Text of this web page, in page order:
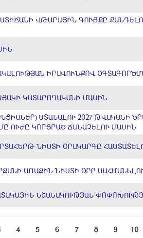
ՎԹԱՐԱՅԻՆ ԳՈՒՅՔԸ
ԻՐԱՎՈՒՆՔՈՎ
ԿԱՏԱՐՈՂԱԿԱՆԻ ՄԱՍԻՆ
ՍՏԱՆԱԼՈՒ 2027 ԹՎԱԿԱՆԻ
ՈՒԺԸ ԿՈՐՑՐԱԾ ՃԱՆԱՉԵԼՈՒ ՄԱՍԻՆ
ՆԻՍՏԻ ՕՐԱԿԱՐԳԸ
ԱՌԱՋԻՆ ՆԻՍՏԻ ՕՐԸ
ՆՇԱՆԱԿՈՒԹՅԱՆ
4 5 6 7 8 9 10